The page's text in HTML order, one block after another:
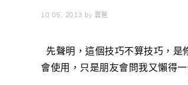
10 05, 2013 by 雲爸
先聲明，這個技巧不算技巧，
會使用，只是朋友會問我又懶得